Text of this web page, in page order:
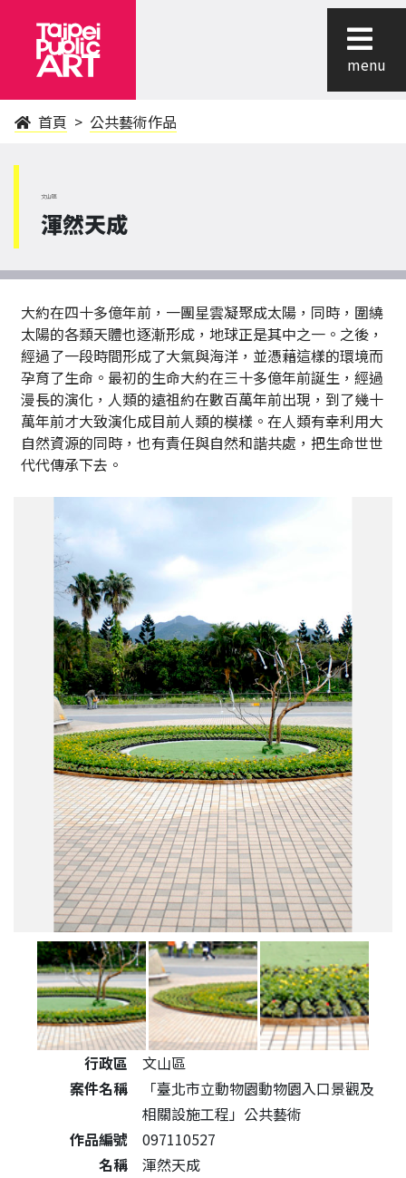
menu
首頁 公共藝術作品
文山區
渾然天成
大約在四十多億年前，一團星雲凝聚成太陽，同時，圍繞
太陽的各類天體也逐漸形成，地球正是其中之一。之後，
經過了一段時間形成了大氣與海洋，並憑藉這樣的環境而
孕育了生命。最初的生命大約在三十多億年前誕生，經過
漫長的演化，人類的遠祖約在數百萬年前出現，到了幾十
萬年前才大致演化成目前人類的模樣。在人類有幸利用大
自然資源的同時，也有責任與自然和諧共處，把生命世世
代代傳承下去。
公共藝術作品詳細資料
行政區
文山區
案件名稱
「臺北市立動物園動物園入口景觀及
相關設施工程」公共藝術
作品編號
097110527
名稱
渾然天成